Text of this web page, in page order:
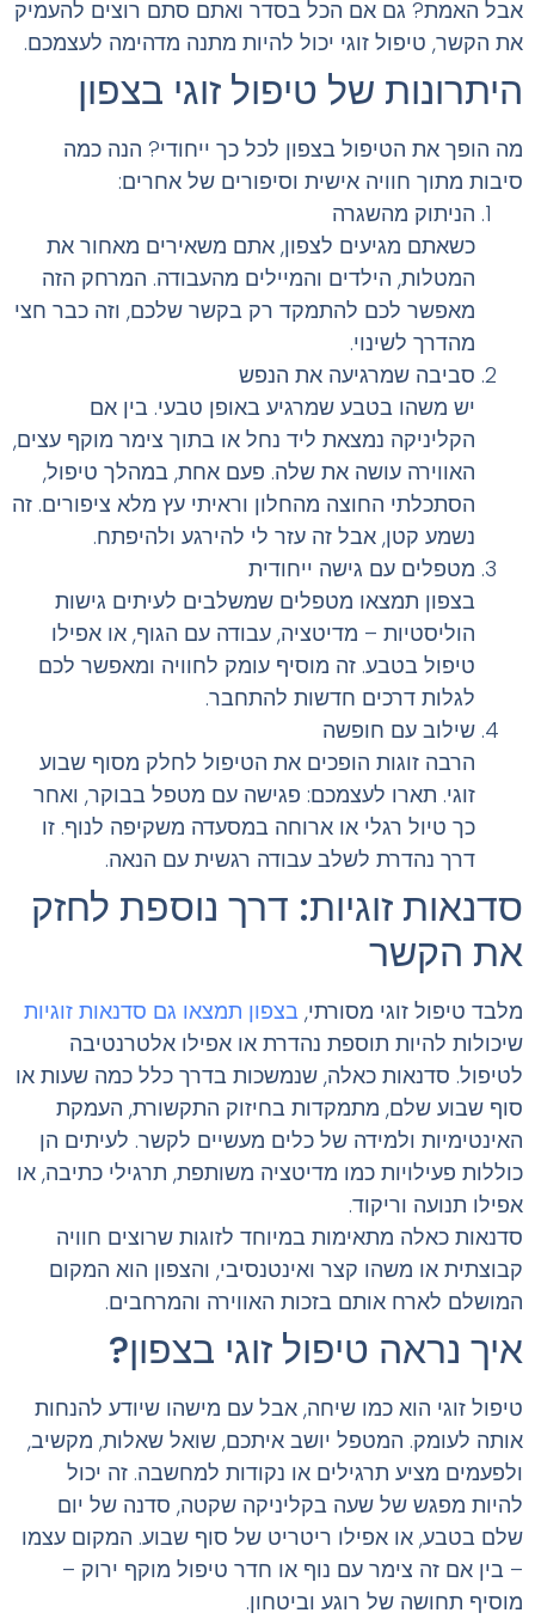
אבל האמת? גם אם הכל בסדר ואתם סתם רוצים להעמיק
את הקשר, טיפול זוגי יכול להיות מתנה מדהימה לעצמכם.
היתרונות של טיפול זוגי בצפון
מה הופך את הטיפול בצפון לכל כך ייחודי? הנה כמה
סיבות מתוך חוויה אישית וסיפורים של אחרים:
הניתוק מהשגרה
כשאתם מגיעים לצפון, אתם משאירים מאחור את
המטלות, הילדים והמיילים מהעבודה. המרחק הזה
מאפשר לכם להתמקד רק בקשר שלכם, וזה כבר חצי
מהדרך לשינוי.
סביבה שמרגיעה את הנפש
יש משהו בטבע שמרגיע באופן טבעי. בין אם
הקליניקה נמצאת ליד נחל או בתוך צימר מוקף עצים,
האווירה עושה את שלה. פעם אחת, במהלך טיפול,
הסתכלתי החוצה מהחלון וראיתי עץ מלא ציפורים. זה
נשמע קטן, אבל זה עזר לי להירגע ולהיפתח.
מטפלים עם גישה ייחודית
בצפון תמצאו מטפלים שמשלבים לעיתים גישות
הוליסטיות – מדיטציה, עבודה עם הגוף, או אפילו
טיפול בטבע. זה מוסיף עומק לחוויה ומאפשר לכם
לגלות דרכים חדשות להתחבר.
שילוב עם חופשה
הרבה זוגות הופכים את הטיפול לחלק מסוף שבוע
זוגי. תארו לעצמכם: פגישה עם מטפל בבוקר, ואחר
כך טיול רגלי או ארוחה במסעדה משקיפה לנוף. זו
דרך נהדרת לשלב עבודה רגשית עם הנאה.
סדנאות זוגיות: דרך נוספת לחזק
את הקשר
מלבד טיפול זוגי מסורתי, בצפון תמצאו גם סדנאות זוגיות
שיכולות להיות תוספת נהדרת או אפילו אלטרנטיבה
לטיפול. סדנאות כאלה, שנמשכות בדרך כלל כמה שעות או
סוף שבוע שלם, מתמקדות בחיזוק התקשורת, העמקת
האינטימיות ולמידה של כלים מעשיים לקשר. לעיתים הן
כוללות פעילויות כמו מדיטציה משותפת, תרגילי כתיבה, או
אפילו תנועה וריקוד.
סדנאות כאלה מתאימות במיוחד לזוגות שרוצים חוויה
קבוצתית או משהו קצר ואינטנסיבי, והצפון הוא המקום
המושלם לארח אותם בזכות האווירה והמרחבים.
איך נראה טיפול זוגי בצפון?
טיפול זוגי הוא כמו שיחה, אבל עם מישהו שיודע להנחות
אותה לעומק. המטפל יושב איתכם, שואל שאלות, מקשיב,
ולפעמים מציע תרגילים או נקודות למחשבה. זה יכול
להיות מפגש של שעה בקליניקה שקטה, סדנה של יום
שלם בטבע, או אפילו ריטריט של סוף שבוע. המקום עצמו
– בין אם זה צימר עם נוף או חדר טיפול מוקף ירוק –
מוסיף תחושה של רוגע וביטחון.